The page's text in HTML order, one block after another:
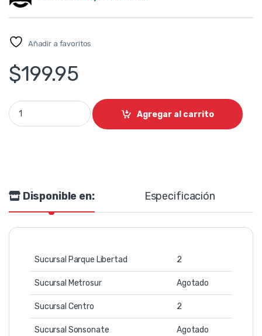
Añadir a favoritos
$199.95
Bocina p/pared 5" 40w 70/100v ip55 blanco SHOW quantity
Agregar al carrito
Disponible en: Especificación
Sucursal Parque Libertad 2
Sucursal Metrosur Agotado
Sucursal Centro 2
Sucursal Sonsonate Agotado